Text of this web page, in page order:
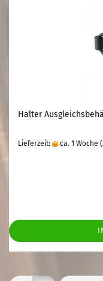
Halter
Lieferzeit: ca. 1 Woche